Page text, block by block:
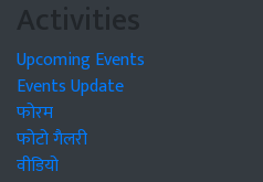
Activities
Upcoming Events
Events Update
फोरम
फोटो गैलरी
वीडियो